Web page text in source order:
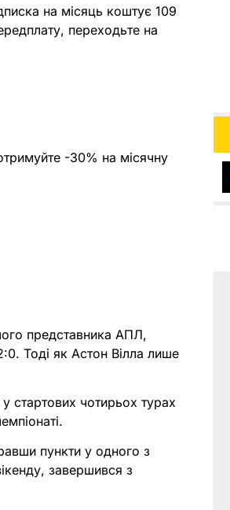
на місяць коштує 109
переходьте на
-30% на місячну
представника АПЛ,
Тоді як Астон Вілла лише
стартових чотирьох турах
пункти у одного з
завершився з